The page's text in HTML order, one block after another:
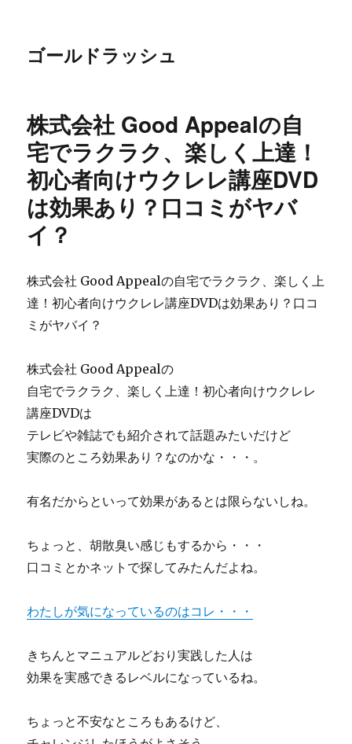
ゴールドラッシュ
株式会社 Good Appealの自
宅でラクラク、楽しく上達！
初心者向けウクレレ講座DVD
は効果あり？口コミがヤバ
イ？
株式会社 Good Appealの自宅でラクラク、楽しく上
達！初心者向けウクレレ講座DVDは効果あり？口コ
ミがヤバイ？
株式会社 Good Appealの
自宅でラクラク、楽しく上達！初心者向けウクレレ
講座DVDは
テレビや雑誌でも紹介されて話題みたいだけど
実際のところ効果あり？なのかな・・・。
有名だからといって効果があるとは限らないしね。
ちょっと、胡散臭い感じもするから・・・
口コミとかネットで探してみたんだよね。
わたしが気になっているのはコレ・・・
きちんとマニュアルどおり実践した人は
効果を実感できるレベルになっているね。
ちょっと不安なところもあるけど、